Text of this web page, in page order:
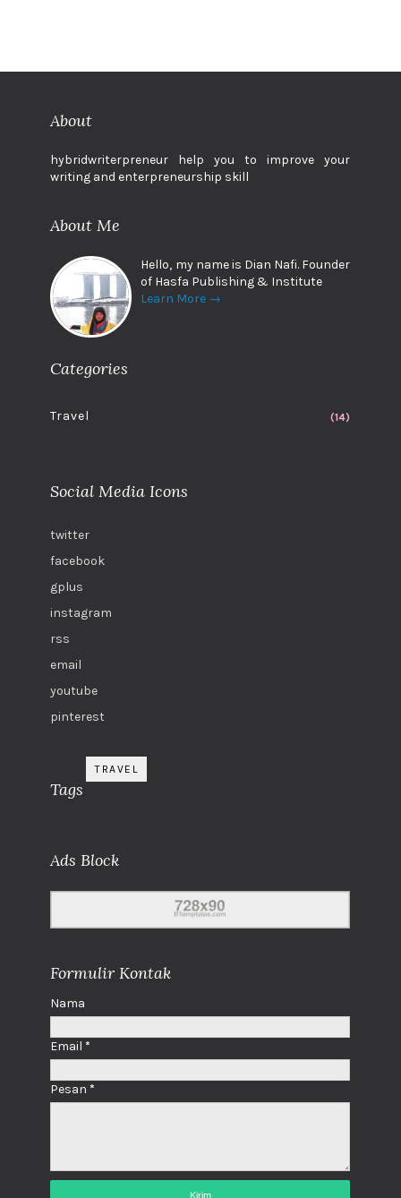
About
hybridwriterpreneur help you to improve your
writing and enterpreneurship skill
About Me
Hello, my name is Dian Nafi. Founder
of Hasfa Publishing & Institute
Learn More →
Categories
Travel (14)
Social Media Icons
twitter
facebook
gplus
instagram
rss
email
youtube
pinterest
Tags
TRAVEL
Ads Block
Formulir Kontak
Nama
Email *
Pesan *